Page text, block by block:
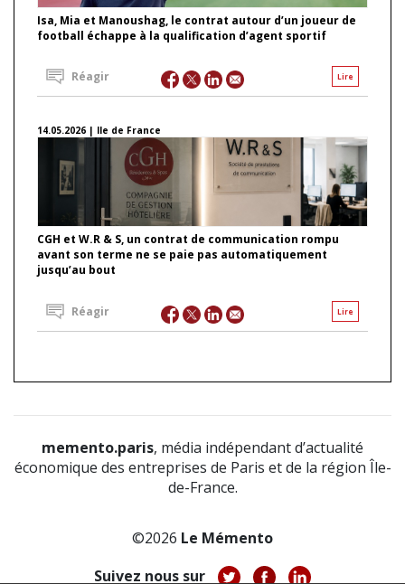
Isa, Mia et Manoushag, le contrat autour d’un joueur de
football échappe à la qualification d’agent sportif
Lire
Réagir
14.05.2026 | Ile de France
CGH et W.R & S, un contrat de communication rompu
avant son terme ne se paie pas automatiquement
jusqu’au bout
Lire
Réagir
memento.paris, média indépendant d’actualité
économique des entreprises de Paris et de la région Île-
de-France.
©2026 Le Mémento
Suivez nous sur